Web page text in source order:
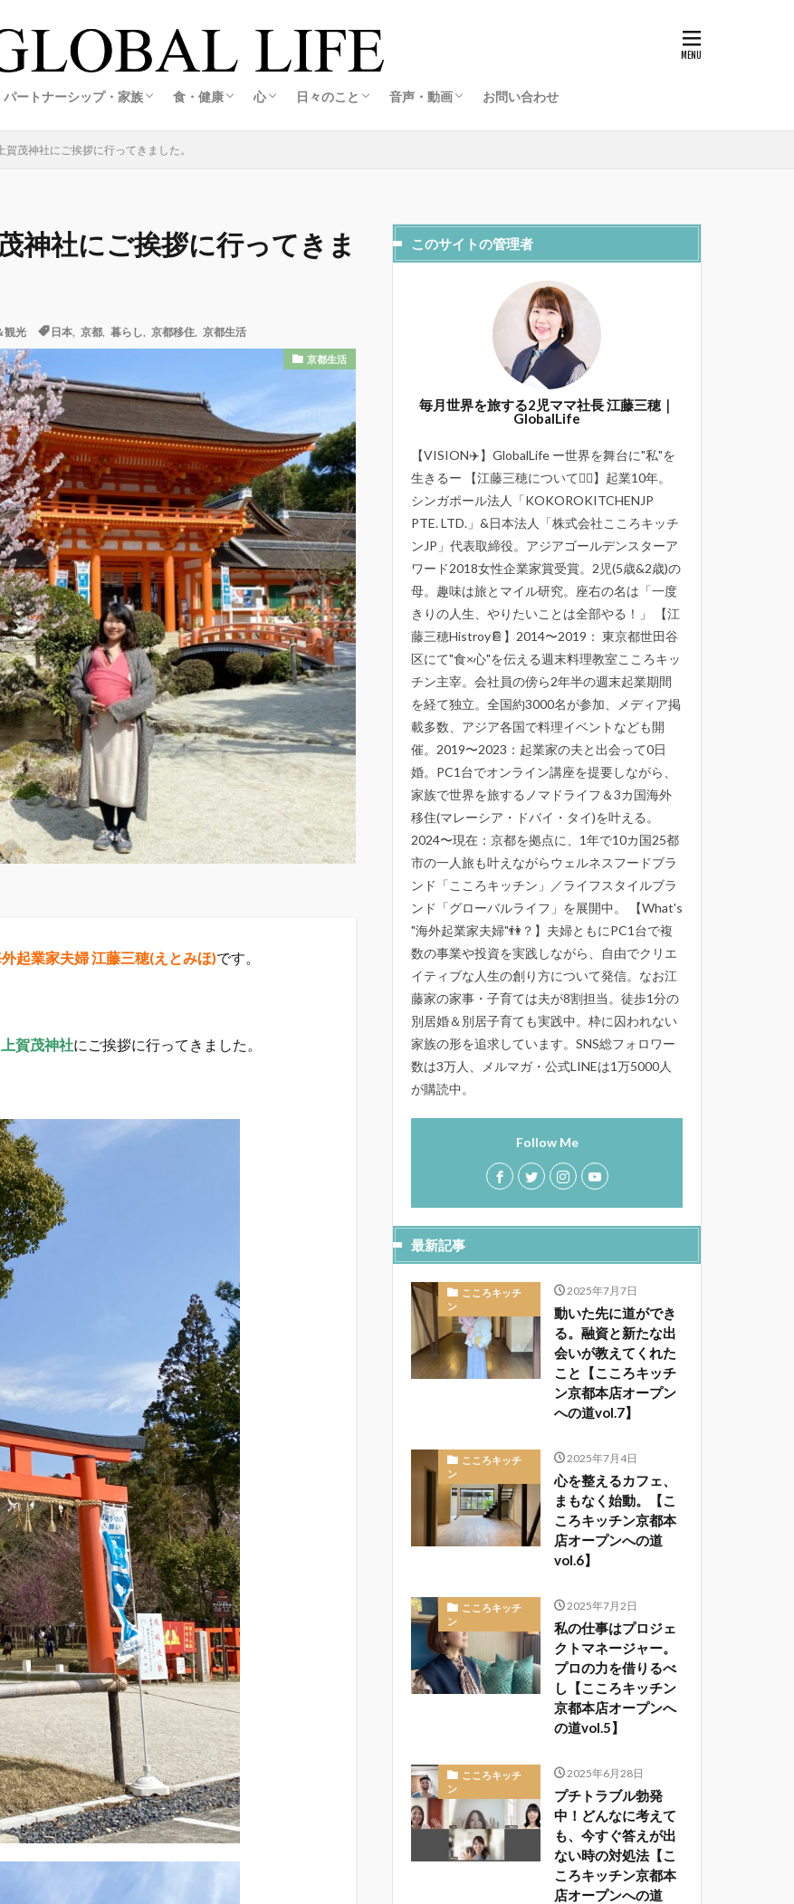
り方
創り方
する暮らし
ル
＆観光
活
ルメ＆観光
観光
観光
る海外起業家夫婦レポ
る海外起業家夫婦レポ
パートナーシップ・家族
恋愛・婚活
結婚・夫婦
妊娠・出産
海外起業家夫婦の出会いと結婚ストーリー
江藤誠哉(彼)コラム
食・健康
こころキッチン
料理・おうちごはん
オーガニック&エコライフ
心
心の整え方
日々のこと
日々の記録
私の想い
音声・動画
グローバルライフラジオ
海外起業家夫婦のライフデザインチャンネル
お問い合わせ
茂神社にご挨拶に行ってきました。
神社にご挨拶に行ってきま
観光 日本 京都 暮らし 京都移住 京都生活
京都生活
起業家夫婦 江藤三穂(えとみほ)です。
上賀茂神社にご挨拶に行ってきました。
このサイトの管理者
毎月世界を旅する2児ママ社長 江藤三穂｜
GlobalLife
【VISION✈️】GlobalLife ー世界を舞台に"私"を
生きるー 【江藤三穂について💁‍♀️】起業10年。
シンガポール法人「KOKOROKITCHENJP
PTE. LTD.」&日本法人「株式会社こころキッチ
ンJP」代表取締役。アジアゴールデンスターア
ワード2018女性企業家賞受賞。2児(5歳&2歳)の
母。趣味は旅とマイル研究。座右の名は「一度
きりの人生、やりたいことは全部やる！」 【江
藤三穂Histroy📔】2014〜2019： 東京都世田谷
区にて"食×心"を伝える週末料理教室こころキッ
チン主宰。会社員の傍ら2年半の週末起業期間
を経て独立。全国約3000名が参加、メディア掲
載多数、アジア各国で料理イベントなども開
催。2019〜2023：起業家の夫と出会って0日
婚。PC1台でオンライン講座を提要しながら、
家族で世界を旅するノマドライフ＆3カ国海外
移住(マレーシア・ドバイ・タイ)を叶える。
2024〜現在：京都を拠点に、1年で10カ国25都
市の一人旅も叶えながらウェルネスフードブラ
ンド「こころキッチン」／ライフスタイルブラ
ンド「グローバルライフ」を展開中。 【What's
"海外起業家夫婦"👫？】夫婦ともにPC1台で複
数の事業や投資を実践しながら、自由でクリエ
イティブな人生の創り方について発信。なお江
藤家の家事・子育ては夫が8割担当。徒歩1分の
別居婚＆別居子育ても実践中。枠に囚われない
家族の形を追求しています。SNS総フォロワー
数は3万人、メルマガ・公式LINEは1万5000人
が購読中。
Follow Me
最新記事
こころキッチ
ン
2025年7月7日
動いた先に道ができ
る。融資と新たな出
会いが教えてくれた
こと【こころキッチ
ン京都本店オープン
への道vol.7】
こころキッチ
ン
2025年7月4日
心を整えるカフェ、
まもなく始動。【こ
ころキッチン京都本
店オープンへの道
vol.6】
こころキッチ
ン
2025年7月2日
私の仕事はプロジェ
クトマネージャー。
プロの力を借りるべ
し【こころキッチン
京都本店オープンへ
の道vol.5】
こころキッチ
ン
2025年6月28日
プチトラブル勃発
中！どんなに考えて
も、今すぐ答えが出
ない時の対処法【こ
ころキッチン京都本
店オープンへの道